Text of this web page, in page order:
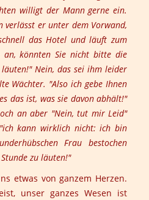
willigt der Mann gerne ein.
verlässt er unter dem Vorwand,
das Hotel und läuft zum
an, könnten Sie nicht bitte die
Nein, das sei ihm leider
Wächter. "Also ich gebe Ihnen
das ist, was sie davon abhält!"
an aber "Nein, tut mir Leid"
kann wirklich nicht: ich bin
Frau bestochen
zu läuten!"
etwas von ganzem Herzen.
unser ganzes Wesen ist